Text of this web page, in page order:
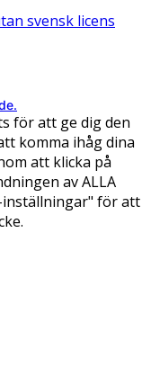
svensk licens
för att ge dig den
komma ihåg dina
att klicka på
av ALLA
inställningar" för att